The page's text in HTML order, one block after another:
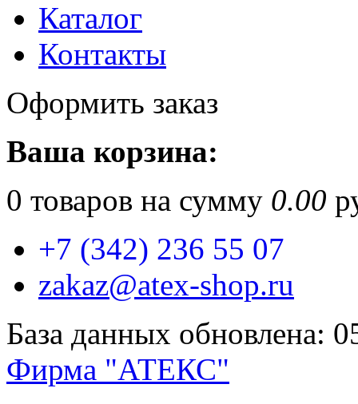
Каталог
Контакты
Оформить заказ
Ваша корзина:
0 товаров на сумму 0.00
+7 (342) 236 55 07
zakaz@atex-shop.ru
База данных обновлена:
Фирма "АТЕКС"